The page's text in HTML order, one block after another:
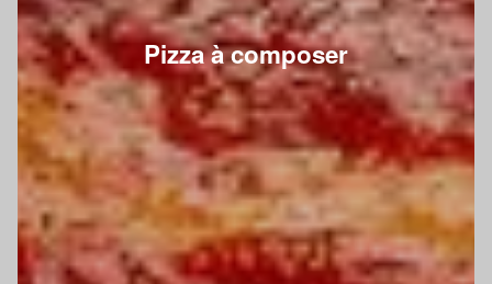
Pizza à composer